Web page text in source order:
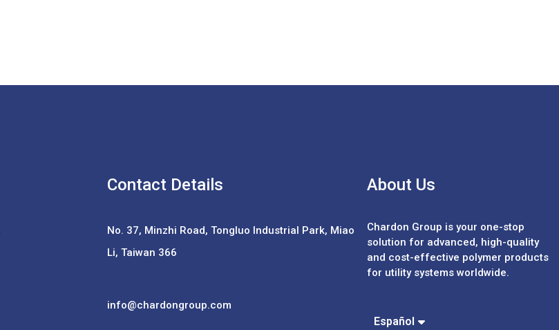
Contact Details
No. 37, Minzhi Road, Tongluo Industrial Park, Miao
Li, Taiwan 366
info@chardongroup.com
About Us
Chardon Group is your one-stop
solution for advanced, high-quality
and cost-effective polymer products
for utility systems worldwide.
Español
Português
English